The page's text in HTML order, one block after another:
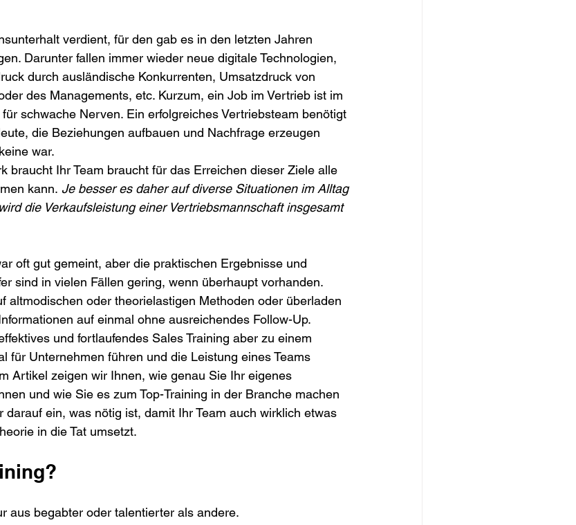
verdient, für den gab es in den letzten Jahren
Darunter fallen immer wieder neue digitale Technologien,
durch ausländische Konkurrenten, Umsatzdruck von
des Managements, etc. Kurzum, ein Job im Vertrieb ist im
schwache Nerven. Ein erfolgreiches Vertriebsteam benötigt
die Beziehungen aufbauen und Nachfrage erzeugen
war.
braucht Ihr Team braucht für das Erreichen dieser Ziele alle
kann. Je besser es daher auf diverse Situationen im Alltag
die Verkaufsleistung einer Vertriebsmannschaft insgesamt
oft gut gemeint, aber die praktischen Ergebnisse und
sind in vielen Fällen gering, wenn überhaupt vorhanden.
altmodischen oder theorielastigen Methoden oder überladen
auf einmal ohne ausreichendes Follow-Up.
und fortlaufendes Sales Training aber zu einem
für Unternehmen führen und die Leistung eines Teams
Artikel zeigen wir Ihnen, wie genau Sie Ihr eigenes
und wie Sie es zum Top-Training in der Branche machen
darauf ein, was nötig ist, damit Ihr Team auch wirklich etwas
in die Tat umsetzt.
aus begabter oder talentierter als andere.